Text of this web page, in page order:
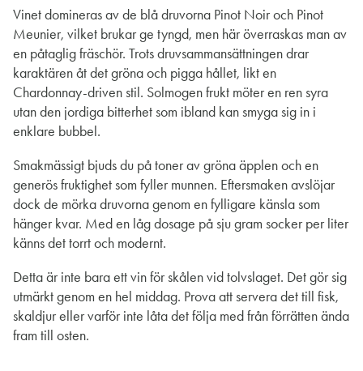
Vinet domineras av de blå druvorna Pinot Noir och Pinot
Meunier, vilket brukar ge tyngd, men här överraskas man av
en påtaglig fräschör. Trots druvsammansättningen drar
karaktären åt det gröna och pigga hållet, likt en
Chardonnay-driven stil. Solmogen frukt möter en ren syra
utan den jordiga bitterhet som ibland kan smyga sig in i
enklare bubbel.
Smakmässigt bjuds du på toner av gröna äpplen och en
generös fruktighet som fyller munnen. Eftersmaken avslöjar
dock de mörka druvorna genom en fylligare känsla som
hänger kvar. Med en låg dosage på sju gram socker per liter
känns det torrt och modernt.
Detta är inte bara ett vin för skålen vid tolvslaget. Det gör sig
utmärkt genom en hel middag. Prova att servera det till fisk,
skaldjur eller varför inte låta det följa med från förrätten ända
fram till osten.